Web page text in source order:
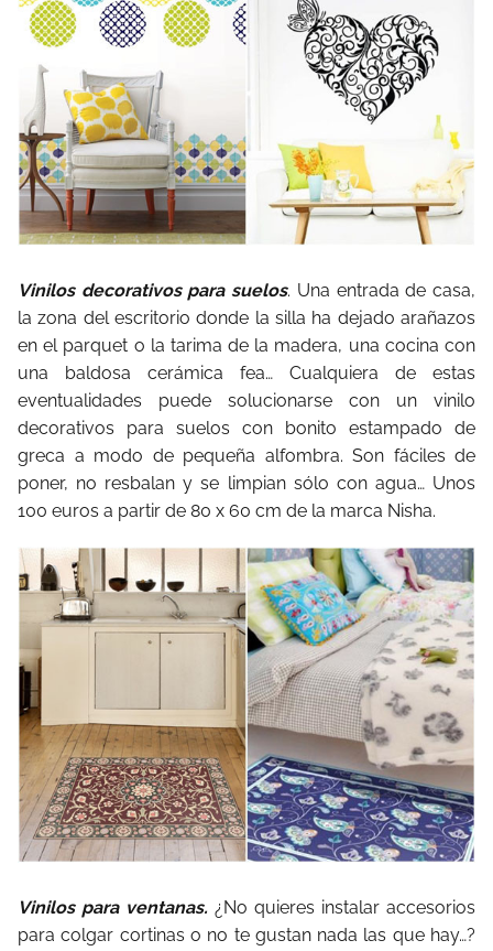
Vinilos decorativos para suelos. Una entrada de casa,
la zona del escritorio donde la silla ha dejado arañazos
en el parquet o la tarima de la madera, una cocina con
una baldosa cerámica fea… Cualquiera de estas
eventualidades puede solucionarse con un vinilo
decorativos para suelos con bonito estampado de
greca a modo de pequeña alfombra. Son fáciles de
poner, no resbalan y se limpian sólo con agua… Unos
100 euros a partir de 80 x 60 cm de la marca Nisha.
Vinilos para ventanas. ¿No quieres instalar accesorios
para colgar cortinas o no te gustan nada las que hay…?